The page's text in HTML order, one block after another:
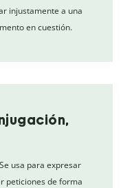
injustamente a una
en cuestión.
usa para expresar
peticiones de forma